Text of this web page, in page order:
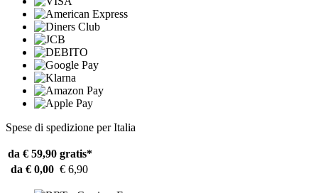
Spese di spedizione per Italia
da € 59,90 gratis*
da € 0,00 € 6,90